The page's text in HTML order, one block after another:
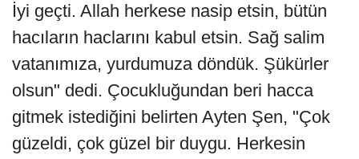
İyi geçti. Allah herkese nasip etsin, bütün
hacıların haclarını kabul etsin. Sağ salim
vatanımıza, yurdumuza döndük. Şükürler
olsun" dedi. Çocukluğundan beri hacca
gitmek istediğini belirten Ayten Şen, "Çok
güzeldi, çok güzel bir duygu. Herkesin